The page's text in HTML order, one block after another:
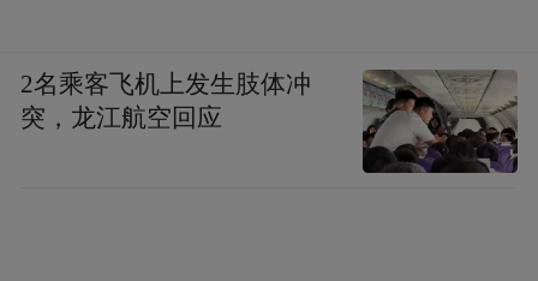
2名乘客飞机上发生肢体冲
突，龙江航空回应